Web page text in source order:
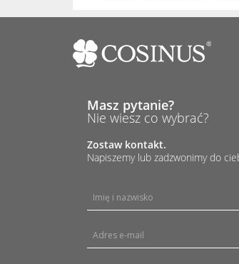
Masz pytanie?
Nie wiesz co wybrać?
Zostaw kontakt.
Napiszemy lub zadzwonimy do